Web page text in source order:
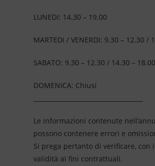
LUNEDI: 14.30 – 19.00
MARTEDI / VENERDI: 9.30 – 12.30 /
SABATO: 9.30 – 12.30 / 14.30 – 18.00
DOMENICA: Chiusi
Le informazioni contenute
possono contenere errori e
Si prega pertanto di verificare,
validità ai fini contrattuali.